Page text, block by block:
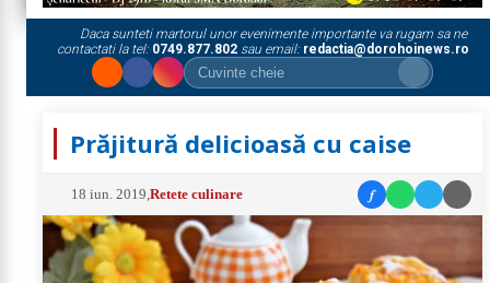
Daca sunteti martorul unor evenimente importante va rugam sa ne
contactati la tel: 0749.877.802sau email: redactia@dorohoinews.ro
Prăjitură delicioasă cu caise
18 iun. 2019 ,Retete culinare f